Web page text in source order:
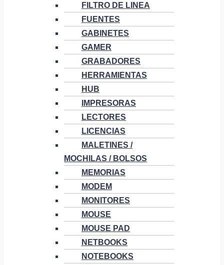
FILTRO DE LINEA
FUENTES
GABINETES
GAMER
GRABADORES
HERRAMIENTAS
HUB
IMPRESORAS
LECTORES
LICENCIAS
MALETINES /
MOCHILAS / BOLSOS
MEMORIAS
MODEM
MONITORES
MOUSE
MOUSE PAD
NETBOOKS
NOTEBOOKS